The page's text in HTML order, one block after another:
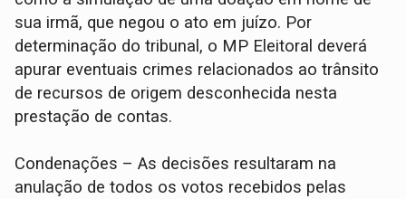
sua irmã, que negou o ato em juízo. Por
determinação do tribunal, o MP Eleitoral deverá
apurar eventuais crimes relacionados ao trânsito
de recursos de origem desconhecida nesta
prestação de contas.
Condenações – As decisões resultaram na
anulação de todos os votos recebidos pelas